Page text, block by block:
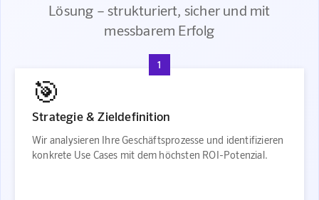
Lösung – strukturiert, sicher und mit
messbarem Erfolg
1
🎯
Strategie & Zieldefinition
Wir analysieren Ihre Geschäftsprozesse und identifizieren
konkrete Use Cases mit dem höchsten ROI-Potenzial.